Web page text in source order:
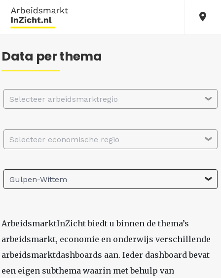
Data per thema
Selecteer arbeidsmarktregio
Selecteer economische regio
Gulpen-Wittem
ArbeidsmarktInZicht biedt u binnen de thema’s
arbeidsmarkt, economie en onderwijs verschillende
arbeidsmarktdashboards aan. Ieder dashboard bevat
een eigen subthema waarin met behulp van